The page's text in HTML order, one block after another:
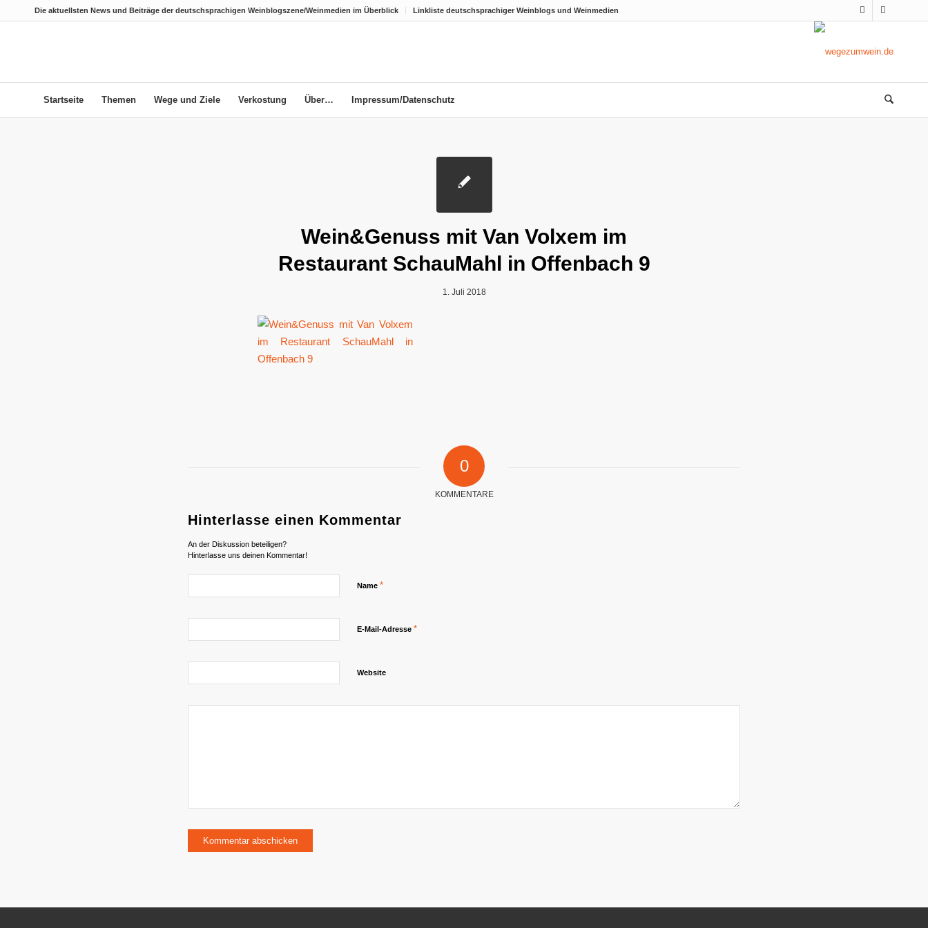
Die aktuellsten News und Beiträge der deutschsprachigen Weinblogszene/Weinmedien im Überblick Linkliste deutschsprachiger Weinblogs und Weinmedien
Startseite Themen Wege und Ziele Verkostung Über… Impressum/Datenschutz
Wein&Genuss mit Van Volxem im
Restaurant SchauMahl in Offenbach 9
1. Juli 2018
0
KOMMENTARE
Hinterlasse einen Kommentar
An der Diskussion beteiligen?
Hinterlasse uns deinen Kommentar!
Name *
E-Mail-Adresse *
Website